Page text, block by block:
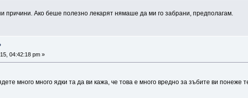
причини. Ако беше полезно лекарят нямаше да ми го забрани, предполагам.
04:42:18 pm »
много много ядки та да ви кажа, че това е много вредно за зъбите ви понеже